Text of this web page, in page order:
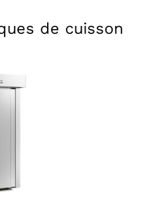
de cuisson